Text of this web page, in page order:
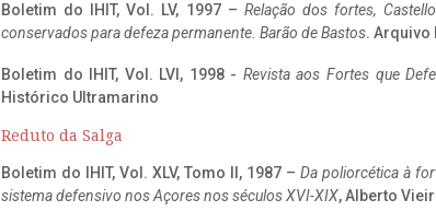
Boletim do IHIT, Vol. LV, 1997 – Relação dos fortes,
conservados para defeza permanente. Barão de Bastos. Arquivo
Boletim do IHIT, Vol. LVI, 1998 - Revista aos Fortes que
Histórico Ultramarino
Reduto da Salga
Boletim do IHIT, Vol. XLV, Tomo II, 1987 – Da poliorcética à
sistema defensivo nos Açores nos séculos XVI-XIX, Alberto